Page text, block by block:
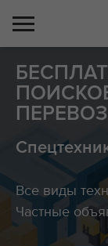
Все виды
Частные